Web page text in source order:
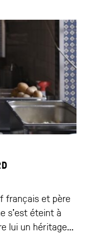
français et père
s'est éteint à
lui un héritage